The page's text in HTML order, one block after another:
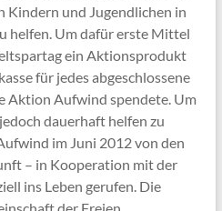
und Jugendlichen in
helfen. Um dafür erste Mittel
ein Aktionsprodukt
für jedes abgeschlossene
Aktion Aufwind spendete. Um
dauerhaft helfen zu
im Juni 2012 von den
– in Kooperation mit der
ins Leben gerufen. Die